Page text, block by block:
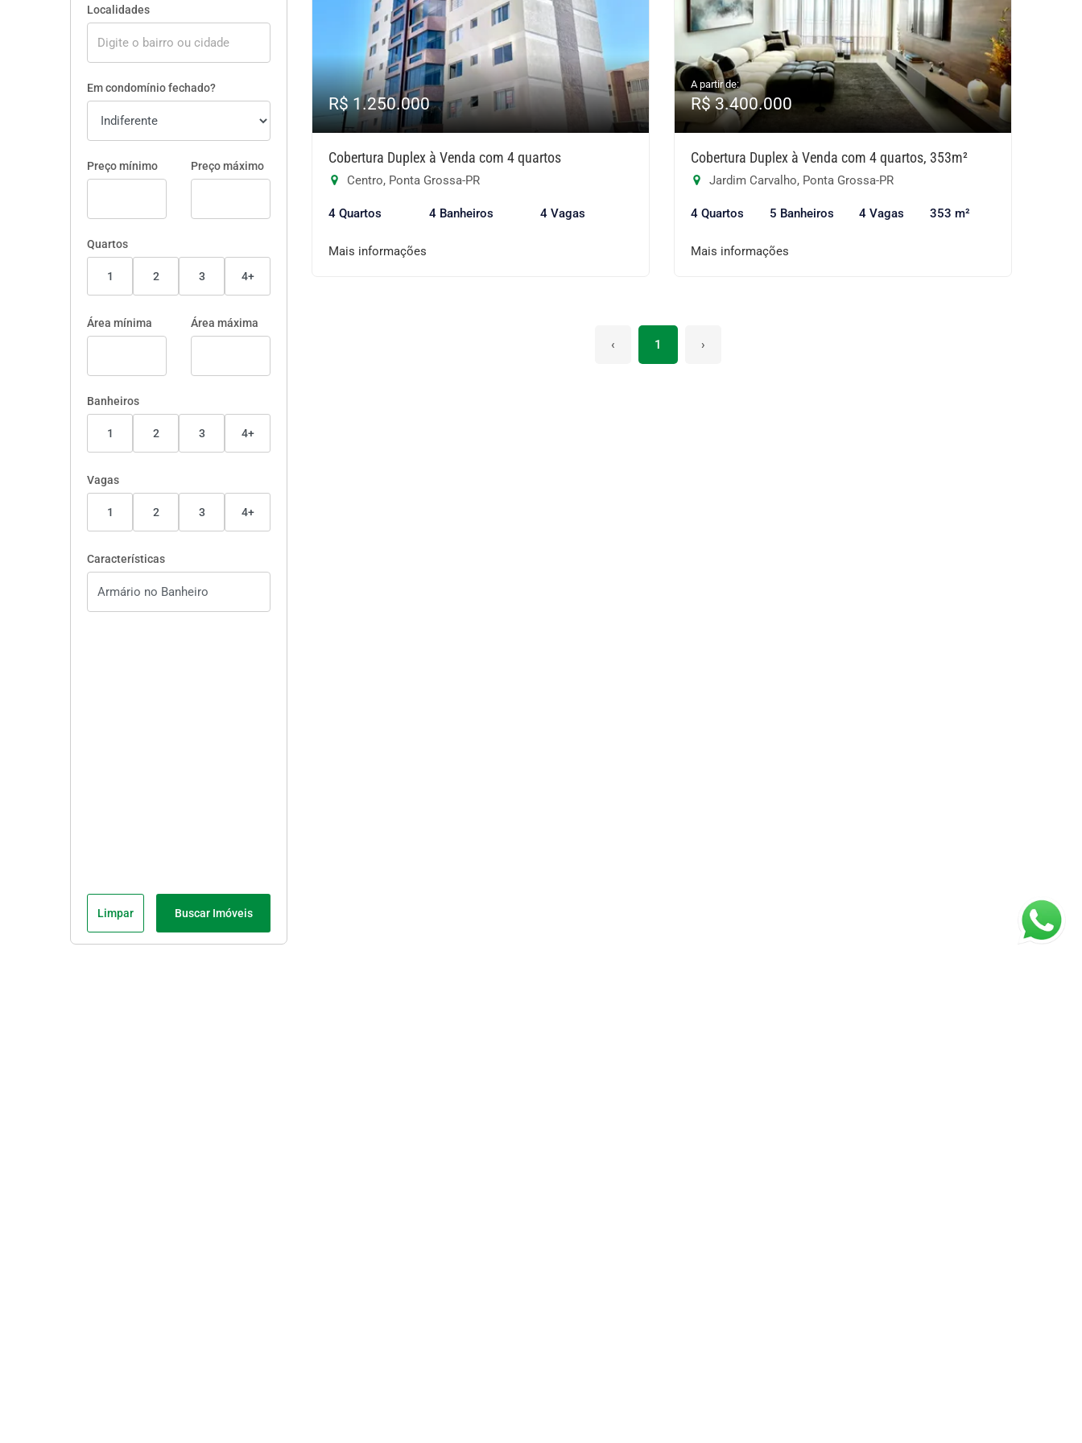
Localidades
Em condomínio fechado?
Preço mínimo Preço máximo
Quartos
1 2 3 4+
Área mínima Área máxima
Banheiros
1 2 3 4+
Vagas
1 2 3 4+
Características
Limpar Buscar Imóveis
R$ 1.250.000
Cobertura Duplex à Venda com 4 quartos
Centro, Ponta Grossa-PR
4 Quartos 4 Banheiros 4 Vagas
Mais informações
A partir de:
R$ 3.400.000
Cobertura Duplex à Venda com 4 quartos, 353m²
Jardim Carvalho, Ponta Grossa-PR
4 Quartos 5 Banheiros 4 Vagas 353 m²
Mais informações
‹ 1 ›